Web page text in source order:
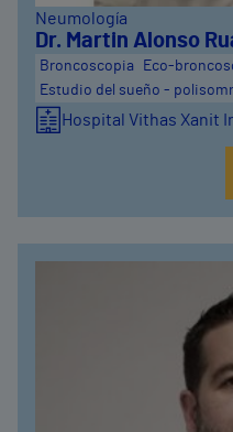
Neumología
Dr. Martin Alonso
Broncoscopia
Eco-
Estudio del sueño -
Hospital Vithas Xanit